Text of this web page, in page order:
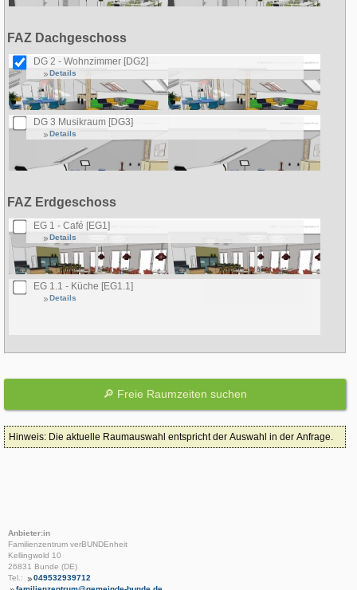
FAZ Dachgeschoss
DG 2 - Wohnzimmer [DG2]
Details
DG 3 Musikraum [DG3]
Details
FAZ Erdgeschoss
EG 1 - Café [EG1]
Details
EG 1.1 - Küche [EG1.1]
Details
Hinweis: Die aktuelle Raumauswahl entspricht der Auswahl in der Anfrage.
Anbieter:in
Familienzentrum verBUNDEnheit
Kellingwold 10
26831 Bunde (DE)
Tel.:
049532939712